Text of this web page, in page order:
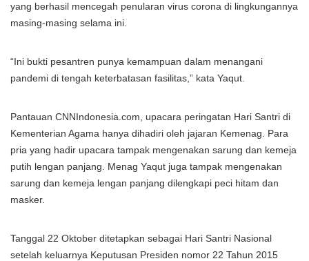
yang berhasil mencegah penularan virus corona di lingkungannya
masing-masing selama ini.
“Ini bukti pesantren punya kemampuan dalam menangani
pandemi di tengah keterbatasan fasilitas,” kata Yaqut.
Pantauan CNNIndonesia.com, upacara peringatan Hari Santri di
Kementerian Agama hanya dihadiri oleh jajaran Kemenag. Para
pria yang hadir upacara tampak mengenakan sarung dan kemeja
putih lengan panjang. Menag Yaqut juga tampak mengenakan
sarung dan kemeja lengan panjang dilengkapi peci hitam dan
masker.
Tanggal 22 Oktober ditetapkan sebagai Hari Santri Nasional
setelah keluarnya Keputusan Presiden nomor 22 Tahun 2015